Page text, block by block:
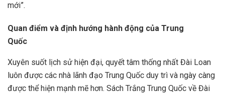
mới”.
Quan điểm và định hướng hành động của Trung
Quốc
Xuyên suốt lịch sử hiện đại, quyết tâm thống nhất Đài Loan
luôn được các nhà lãnh đạo Trung Quốc duy trì và ngày càng
được thể hiện mạnh mẽ hơn. Sách Trắng Trung Quốc về Đài